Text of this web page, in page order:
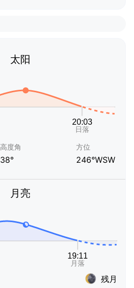
太阳
高度角
38°
方位
246°WSW
月亮
残月